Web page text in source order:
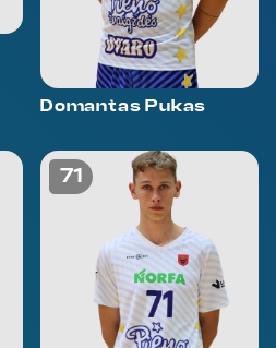
Domantas Pukas
71